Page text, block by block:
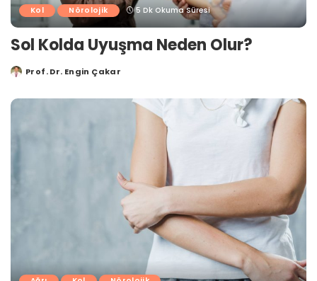
Kol Nörolojik 5 Dk Okuma Süresi
Sol Kolda Uyuşma Neden Olur?
PostedProf. Dr. Engin Çakar